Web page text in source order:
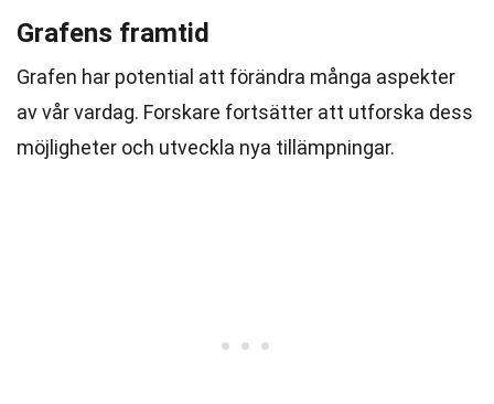
Grafens framtid
Grafen har potential att förändra många aspekter
av vår vardag. Forskare fortsätter att utforska dess
möjligheter och utveckla nya tillämpningar.